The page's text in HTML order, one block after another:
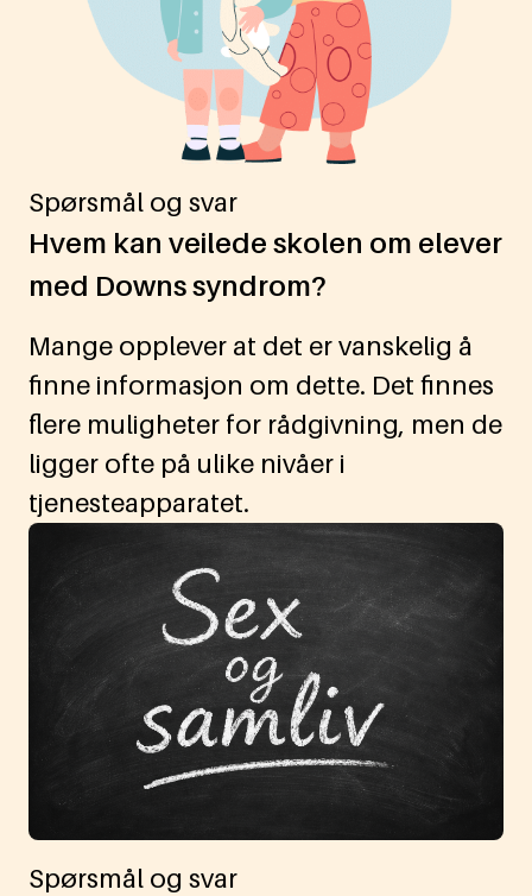
Spørsmål og svar
Hvem kan veilede skolen om elever
med Downs syndrom?
Mange opplever at det er vanskelig å
finne informasjon om dette. Det finnes
flere muligheter for rådgivning, men de
ligger ofte på ulike nivåer i
tjenesteapparatet.
Spørsmål og svar